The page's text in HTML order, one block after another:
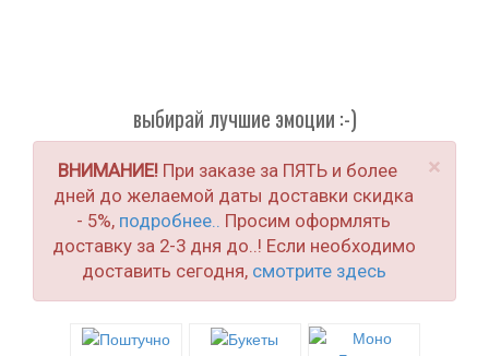
выбирай лучшие эмоции :-)
×
ВНИМАНИЕ! При заказе за ПЯТЬ и более
дней до желаемой даты доставки скидка
- 5%, подробнее.. Просим оформлять
доставку за 2-3 дня до..! Если необходимо
доставить сегодня, смотрите здесь